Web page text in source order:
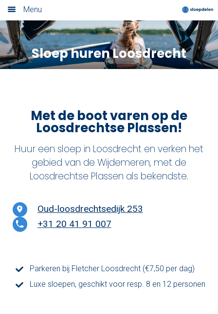
Menu
Home
Nieuwsoverzicht
Amsterdam
Utrecht
Rotterdam
Leiden
Vecht
Sloep huren Loosdrecht
Met de boot varen op de
Loosdrechtse Plassen!
Huur een sloep in Loosdrecht en verken het
gebied van de Wijdemeren, met de
Loosdrechtse Plassen als bekendste.
Oud-loosdrechtsedijk 253
+31 20 41 91 007
Parkeren bij Fletcher Loosdrecht (€7,50 per dag)
Luxe sloepen, geschikt voor resp. 8 en 12 personen